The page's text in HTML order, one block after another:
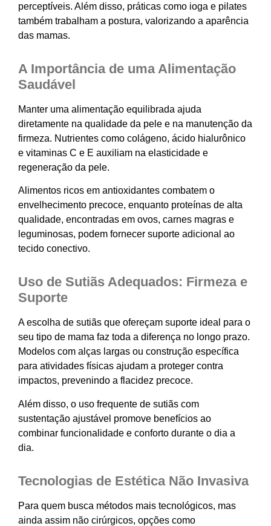
perceptíveis. Além disso, práticas como ioga e pilates
também trabalham a postura, valorizando a aparência
das mamas.
A Importância de uma Alimentação
Saudável
Manter uma alimentação equilibrada ajuda
diretamente na qualidade da pele e na manutenção da
firmeza. Nutrientes como colágeno, ácido hialurônico
e vitaminas C e E auxiliam na elasticidade e
regeneração da pele.
Alimentos ricos em antioxidantes combatem o
envelhecimento precoce, enquanto proteínas de alta
qualidade, encontradas em ovos, carnes magras e
leguminosas, podem fornecer suporte adicional ao
tecido conectivo.
Uso de Sutiãs Adequados: Firmeza e
Suporte
A escolha de sutiãs que ofereçam suporte ideal para o
seu tipo de mama faz toda a diferença no longo prazo.
Modelos com alças largas ou construção específica
para atividades físicas ajudam a proteger contra
impactos, prevenindo a flacidez precoce.
Além disso, o uso frequente de sutiãs com
sustentação ajustável promove benefícios ao
combinar funcionalidade e conforto durante o dia a
dia.
Tecnologias de Estética Não Invasiva
Para quem busca métodos mais tecnológicos, mas
ainda assim não cirúrgicos, opções como